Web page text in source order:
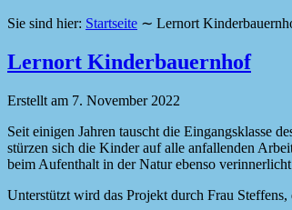
Sie sind hier: Startseite ∼ Lernort
Lernort Kinderbauernhof
Erstellt am 7. November 2022
Seit einigen Jahren tauscht die Eingangsklasse
stürzen sich die Kinder auf alle anfallenden
beim Aufenthalt in der Natur ebenso
Unterstützt wird das Projekt durch Frau